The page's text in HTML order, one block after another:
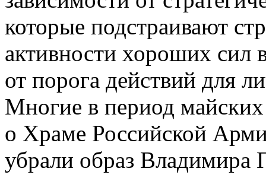
которые подстраивают
активности хороших сил
от порога действий для
Многие в период
о Храме Российской
убрали образ